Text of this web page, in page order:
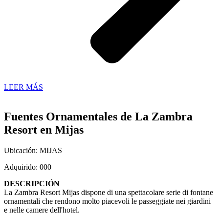
LEER MÁS
Fuentes Ornamentales de La Zambra
Resort en Mijas
Ubicación: MIJAS
Adquirido: 000
DESCRIPCIÓN
La Zambra Resort Mijas dispone di una spettacolare serie di fontane
ornamentali che rendono molto piacevoli le passeggiate nei giardini
e nelle camere dell'hotel.